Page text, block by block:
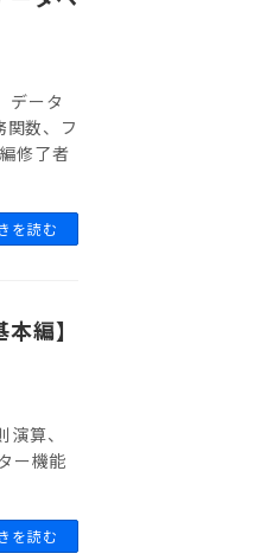
データ
関数、フ
修了者
を読む
編】
算、
ー機能
を読む